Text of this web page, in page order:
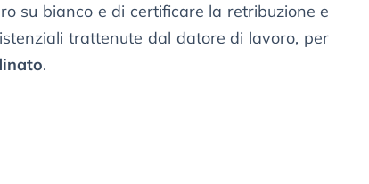
su bianco e di certificare la retribuzione e
trattenute dal datore di lavoro, per
.